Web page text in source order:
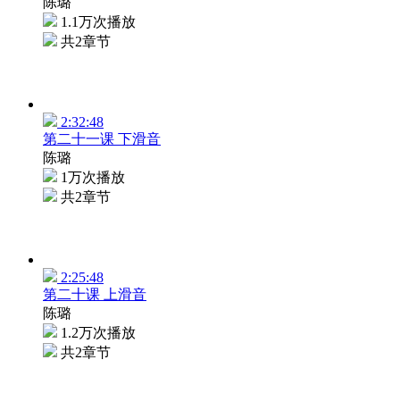
1.1万次播放
共2章节
2:32:48
第二十一课 下滑音
陈璐
1万次播放
共2章节
2:25:48
第二十课 上滑音
陈璐
1.2万次播放
共2章节